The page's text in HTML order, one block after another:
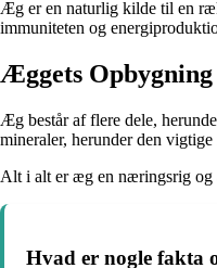
Æg er en naturlig kilde til en
immuniteten og
Æggets Opbygning
Æg består af flere dele,
mineraler, herunder den
Alt i alt er æg en næringsrig og
Hvad er nogle fakta